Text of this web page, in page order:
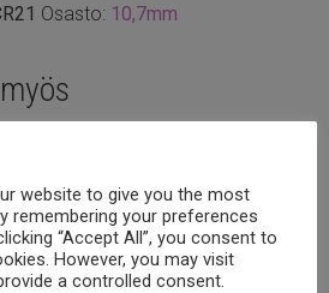
Osasto: 10,7mm
website to give you the most
remembering your preferences
“Accept All”, you consent to
However, you may visit
a controlled consent.